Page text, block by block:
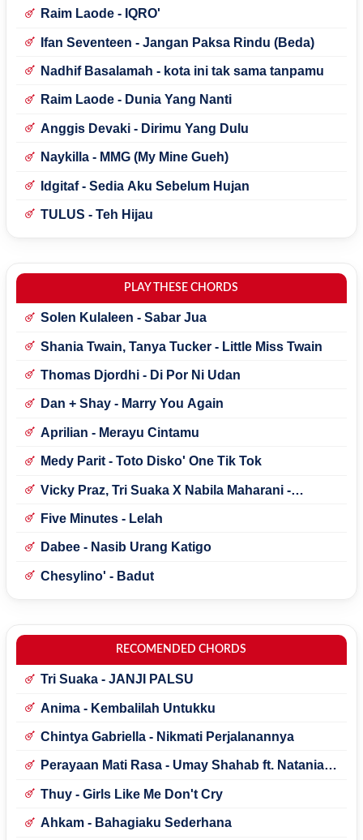
Raim Laode - IQRO'
Ifan Seventeen - Jangan Paksa Rindu (Beda)
Nadhif Basalamah - kota ini tak sama tanpamu
Raim Laode - Dunia Yang Nanti
Anggis Devaki - Dirimu Yang Dulu
Naykilla - MMG (My Mine Gueh)
Idgitaf - Sedia Aku Sebelum Hujan
TULUS - Teh Hijau
PLAY THESE CHORDS
Solen Kulaleen - Sabar Jua
Shania Twain, Tanya Tucker - Little Miss Twain
Thomas Djordhi - Di Por Ni Udan
Dan + Shay - Marry You Again
Aprilian - Merayu Cintamu
Medy Parit - Toto Disko' One Tik Tok
Vicky Praz, Tri Suaka X Nabila Maharani -
Five Minutes - Lelah
Dabee - Nasib Urang Katigo
Chesylino' - Badut
RECOMENDED CHORDS
Tri Suaka - JANJI PALSU
Anima - Kembalilah Untukku
Chintya Gabriella - Nikmati Perjalanannya
Perayaan Mati Rasa - Umay Shahab ft. Natania
Thuy - Girls Like Me Don't Cry
Ahkam - Bahagiaku Sederhana